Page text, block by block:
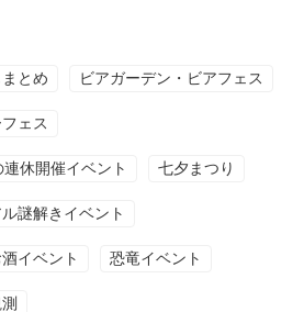
とめ ビアガーデン・ビアフェス
ェス
休開催イベント 七夕まつり
ル謎解きイベント
イベント 恐竜イベント